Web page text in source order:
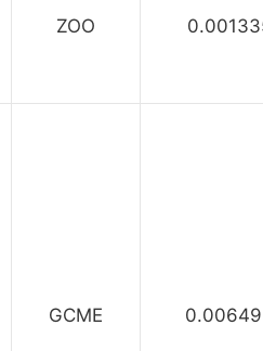
ZOO
GCME